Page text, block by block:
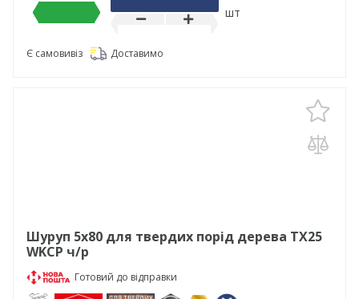
шт
Є самовивіз Доставимо
Шуруп 5х80 для твердих порід дерева TX25
WKCP ч/р
Готовий до відправки